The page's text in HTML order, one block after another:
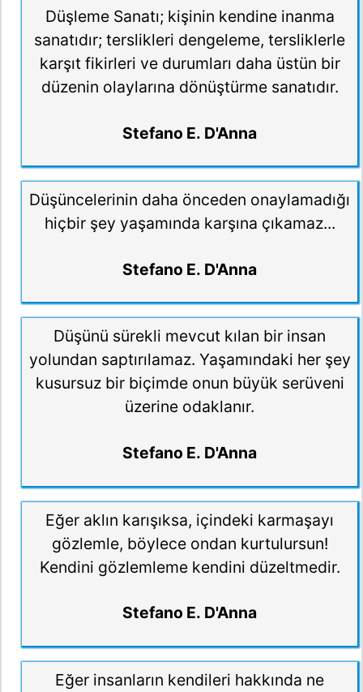
Düşleme Sanatı; kişinin kendine inanma
sanatıdır; terslikleri dengeleme, tersliklerle
karşıt fikirleri ve durumları daha üstün bir
düzenin olaylarına dönüştürme sanatıdır.
Stefano E. D'Anna
Düşüncelerinin daha önceden onaylamadığı
hiçbir şey yaşamında karşına çıkamaz...
Stefano E. D'Anna
Düşünü sürekli mevcut kılan bir insan
yolundan saptırılamaz. Yaşamındaki her şey
kusursuz bir biçimde onun büyük serüveni
üzerine odaklanır.
Stefano E. D'Anna
Eğer aklın karışıksa, içindeki karmaşayı
gözlemle, böylece ondan kurtulursun!
Kendini gözlemleme kendini düzeltmedir.
Stefano E. D'Anna
Eğer insanların kendileri hakkında ne